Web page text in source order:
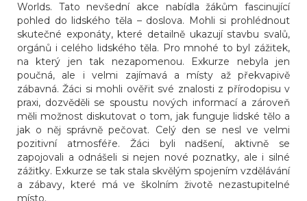
Worlds. Tato nevšední akce nabídla žákům fascinující
pohled do lidského těla – doslova. Mohli si prohlédnout
skutečné exponáty, které detailně ukazují stavbu svalů,
orgánů i celého lidského těla. Pro mnohé to byl zážitek,
na který jen tak nezapomenou. Exkurze nebyla jen
poučná, ale i velmi zajímavá a místy až překvapivě
zábavná. Žáci si mohli ověřit své znalosti z přírodopisu v
praxi, dozvěděli se spoustu nových informací a zároveň
měli možnost diskutovat o tom, jak funguje lidské tělo a
jak o něj správně pečovat. Celý den se nesl ve velmi
pozitivní atmosféře. Žáci byli nadšení, aktivně se
zapojovali a odnášeli si nejen nové poznatky, ale i silné
zážitky. Exkurze se tak stala skvělým spojením vzdělávání
a zábavy, které má ve školním životě nezastupitelné
místo.